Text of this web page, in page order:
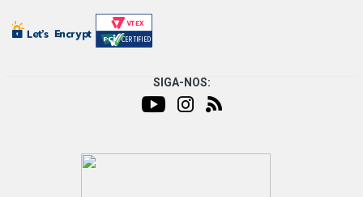
SIGA-NOS: